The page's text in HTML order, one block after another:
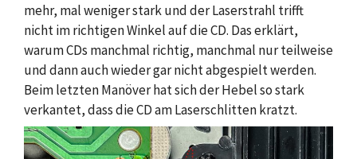
mehr, mal weniger stark und der Laserstrahl trifft
nicht im richtigen Winkel auf die CD. Das erklärt,
warum CDs manchmal richtig, manchmal nur teilweise
und dann auch wieder gar nicht abgespielt werden.
Beim letzten Manöver hat sich der Hebel so stark
verkantet, dass die CD am Laserschlitten kratzt.